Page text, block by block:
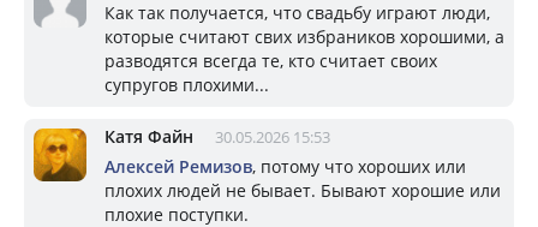
Как так получается, что свадьбу играют люди,
которые считают свих избраников хорошими, а
разводятся всегда те, кто считает своих
супругов плохими...
Катя Файн 30.05.2026 15:53
Алексей Ремизов, потому что хороших или
плохих людей не бывает. Бывают хорошие или
плохие поступки.